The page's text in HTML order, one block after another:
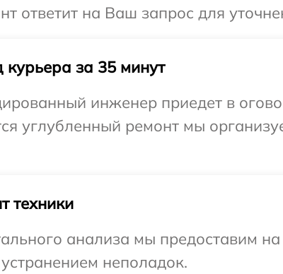
ответит на Ваш запрос для
курьера за 35 минут
инженер приедет в
углубленный ремонт мы
техники
анализа мы предоставим
неполадок.